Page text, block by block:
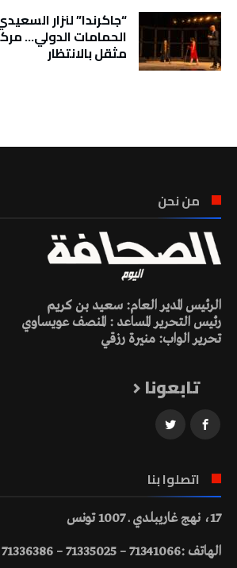
“جاكرندا” لنزار
الحمامات الدولي…
مثقل بالانتظار
من نحن
الرئيس المدير العام: سعيد بن كريم
رئيس التحرير المساعد : المنصف عويساوي
تحرير الواب: منيرة رزقي
تابعونا
اتصلوا بنا
17، نهج غاريبلدي ـ 1007 تونس
الهاتف :71341066 – 71335025 – 71336386